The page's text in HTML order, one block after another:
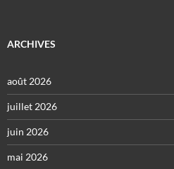
ARCHIVES
août 2026
juillet 2026
juin 2026
mai 2026